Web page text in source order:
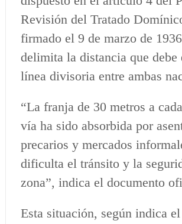
Revisión del Tratado
firmado el 9 de marzo de
delimita la distancia que
línea divisoria entre ambas
“La franja de 30 metros a
vía ha sido absorbida por
precarios y mercados
dificulta el tránsito y la
zona”, indica el documento
Esta situación, según indica